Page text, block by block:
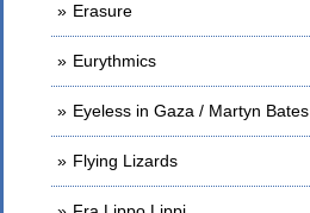
Erasure
Eurythmics
Eyeless in Gaza / Martyn Bates
Flying Lizards